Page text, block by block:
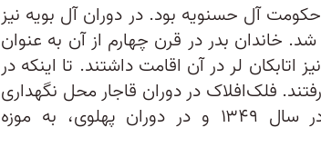
آل حسنویه بود. در دوران آل بویه نیز
خاندان بدر در قرن چهارم از آن به عنوان
اتابکان لر در آن اقامت داشتند. تا اینکه در
فلک‌افلاک در دوران قاجار محل نگهداری
زندانیان عشایر بود و در نهایت در سال ۱۳۴۹ و در دوران پهلوی، به موزه